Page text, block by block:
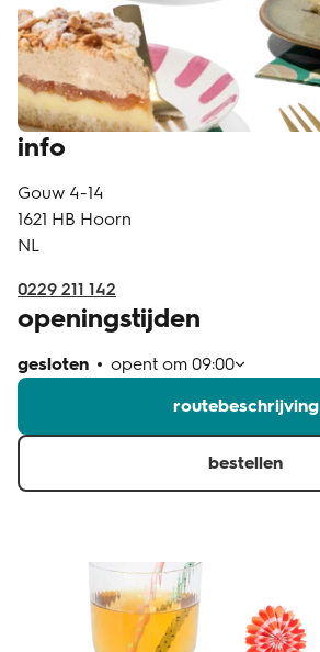
klantenservice
info
Gouw 4-14
1621 HB Hoorn
NL
0229 211 142
openingstijden
gesloten opent om 09:00
routebeschrijving
bestellen